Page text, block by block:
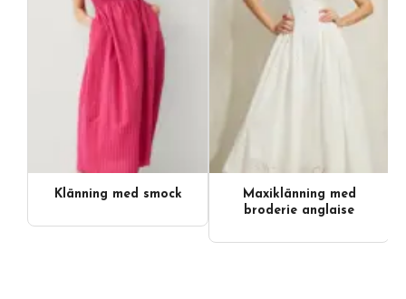
Videoinnehåll
Klänning med smock
Maxiklänning med
broderie anglaise